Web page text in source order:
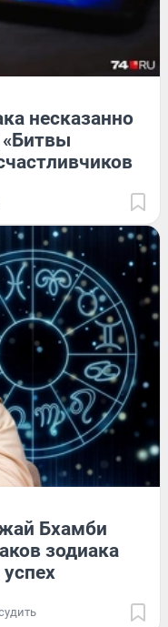
несказанно
«Битвы
Бхамби
зодиака